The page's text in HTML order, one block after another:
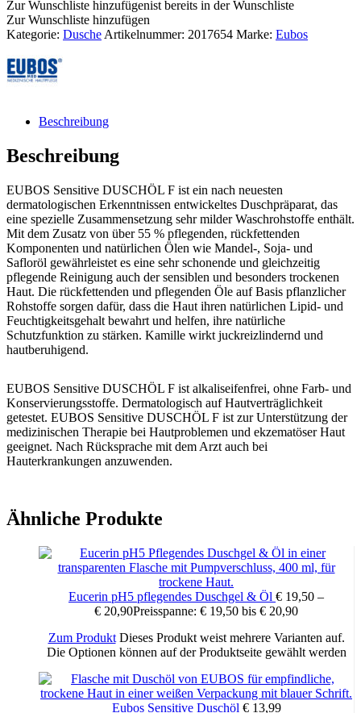
Zur Wunschliste hinzufügenist bereits in der Wunschliste
Zur Wunschliste hinzufügen
Kategorie: Dusche Artikelnummer: 2017654 Marke: Eubos
Beschreibung
Beschreibung
EUBOS Sensitive DUSCHÖL F ist ein nach neuesten
dermatologischen Erkenntnissen entwickeltes Duschpräparat, das
eine spezielle Zusammensetzung sehr milder Waschrohstoffe enthält.
Mit dem Zusatz von über 55 % pflegenden, rückfettenden
Komponenten und natürlichen Ölen wie Mandel-, Soja- und
Safloröl gewährleistet es eine sehr schonende und gleichzeitig
pflegende Reinigung auch der sensiblen und besonders trockenen
Haut. Die rückfettenden und pflegenden Öle auf Basis pflanzlicher
Rohstoffe sorgen dafür, dass die Haut ihren natürlichen Lipid- und
Feuchtigkeitsgehalt bewahrt und helfen, ihre natürliche
Schutzfunktion zu stärken. Kamille wirkt juckreizlindernd und
hautberuhigend.
EUBOS Sensitive DUSCHÖL F ist alkaliseifenfrei, ohne Farb- und
Konservierungsstoffe. Dermatologisch auf Hautverträglichkeit
getestet. EUBOS Sensitive DUSCHÖL F ist zur Unterstützung der
medizinischen Therapie bei Hautproblemen und ekzematöser Haut
geeignet. Nach Rücksprache mit dem Arzt auch bei
Hauterkrankungen anzuwenden.
Ähnliche Produkte
Eucerin pH5 pflegendes Duschgel & Öl € 19,50 –
€ 20,90Preisspanne: € 19,50 bis € 20,90
Zum Produkt Dieses Produkt weist mehrere Varianten auf.
Die Optionen können auf der Produktseite gewählt werden
Eubos Sensitive Duschöl €13,99